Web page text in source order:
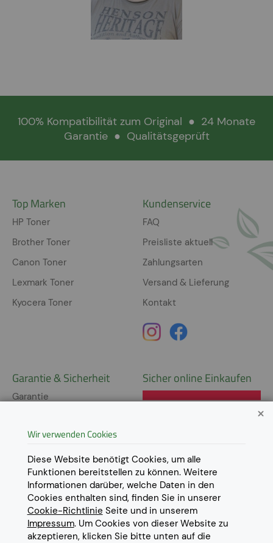
100% Kompatibilität zum Original ● 24 Monate
Garantie ● Qualitätsgeprüft
Top Marken
HP Toner
Brother Toner
Canon Toner
Lexmark Toner
Kyocera Toner
Kundenservice
FAQ
Preisliste aktuell
Zahlungsarten
Versand & Lieferung
Kontakt
Garantie & Sicherheit
Garantie
AGB
Datenschutz
Impressum
Cookie Einstellungen
Sicher online Einkaufen
Lieferungen in weitere Länder
gerne aufAnfrage
Wir verwenden Cookies
Diese Website benötigt Cookies, um alle
Funktionen bereitstellen zu können. Weitere
Informationen darüber, welche Daten in den
Cookies enthalten sind, finden Sie in unserer
Cookie-Richtlinie Seite und in unserem
Impressum. Um Cookies von dieser Website zu
akzeptieren, klicken Sie bitte unten auf die